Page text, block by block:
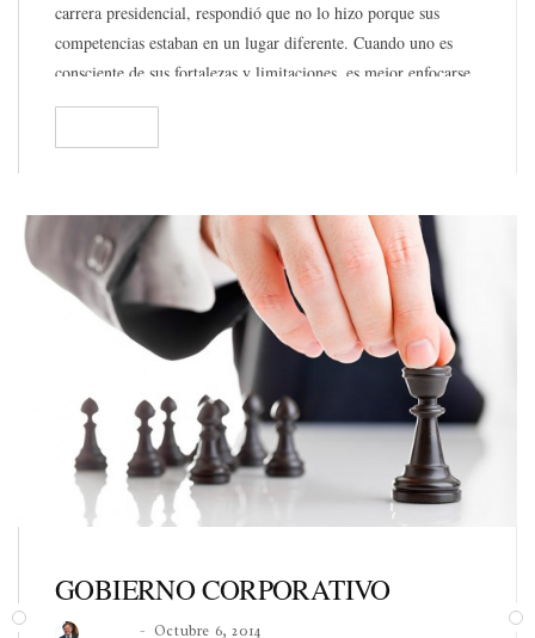
carrera presidencial, respondió que no lo hizo porque sus
competencias estaban en un lugar diferente. Cuando uno es
consciente de sus fortalezas y limitaciones, es mejor enfocarse
en lo que uno es realmente bueno. Si no…
GOBIERNO CORPORATIVO
Octubre 6, 2014